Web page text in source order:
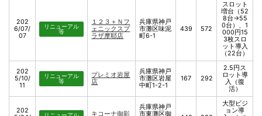
202
6/07/
07
リニューアル
等
１２３＋Ｎフ
ェニックスプ
ラザ摩耶店
兵庫県神戸
市灘区味泥
町6-1
439 572
スロット
増台（52
8台→55
0台）、1
000円15
3枚スロ
ット導入
（22台）
202
5/10/
11
リニューアル
等
プレミオ岩屋
店
兵庫県神戸
市灘区岩屋
中町1-2-1
167 292
2.5円ス
ロット導
入（復
活）
202
キコーナ御影
兵庫県神戸
市東灘区御
大型ビジ
ョン導